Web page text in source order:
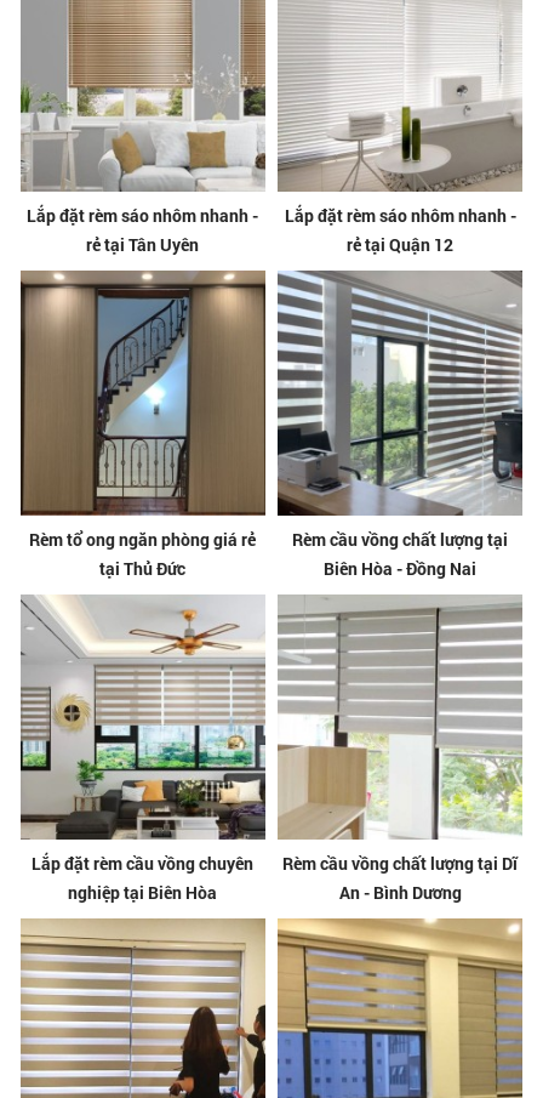
Lắp đặt rèm sáo nhôm nhanh -
rẻ tại Tân Uyên
Lắp đặt rèm sáo nhôm nhanh -
rẻ tại Quận 12
Rèm tổ ong ngăn phòng giá rẻ
tại Thủ Đức
Rèm cầu vồng chất lượng tại
Biên Hòa - Đồng Nai
Lắp đặt rèm cầu vồng chuyên
nghiệp tại Biên Hòa
Rèm cầu vồng chất lượng tại Dĩ
An - Bình Dương